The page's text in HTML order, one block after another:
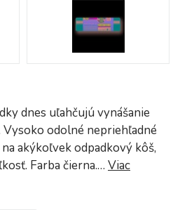
dnes uľahčujú vynášanie
odolné nepriehľadné
akýkoľvek odpadkový kôš,
Farba čierna.… Viac